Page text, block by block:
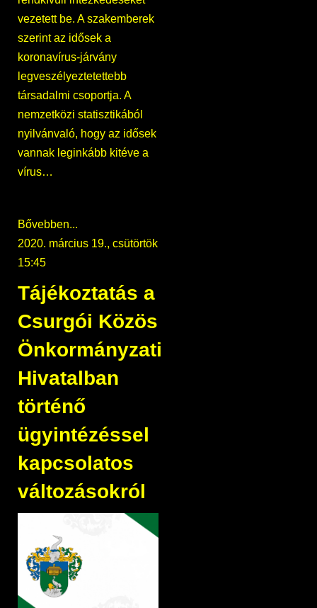
vezetett be. A szakemberek
szerint az idősek a
koronavírus-járvány
legveszélyeztetettebb
társadalmi csoportja. A
nemzetközi statisztikából
nyilvánvaló, hogy az idősek
vannak leginkább kitéve a
vírus…
Bővebben...
2020. március 19., csütörtök
15:45
Tájékoztatás a
Csurgói Közös
Önkormányzati
Hivatalban
történő
ügyintézéssel
kapcsolatos
változásokról